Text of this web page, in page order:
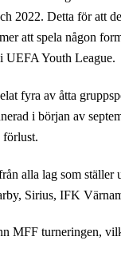
2022. Detta för att
att spela någon
UEFA Youth League.
fyra av åtta
i början av
förlust.
alla lag som ställer
Sirius, IFK
MFF turneringen,